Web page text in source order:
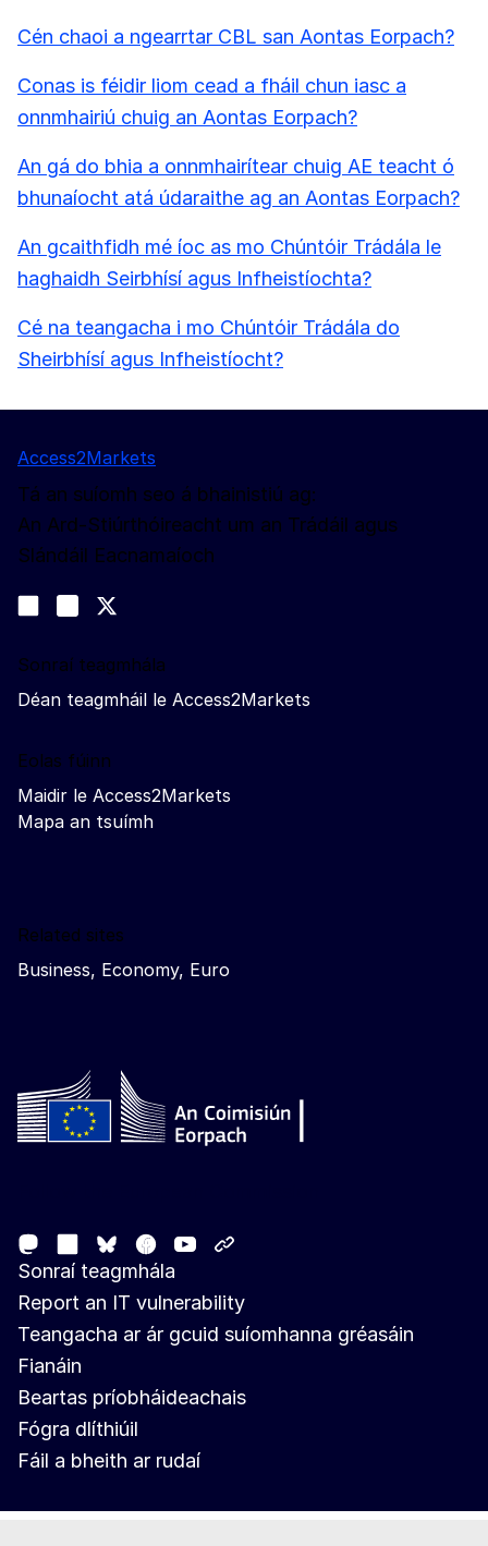
Cén chaoi a ngearrtar CBL san Aontas Eorpach?
Conas is féidir liom cead a fháil chun iasc a
onnmhairiú chuig an Aontas Eorpach?
An gá do bhia a onnmhairítear chuig AE teacht ó
bhunaíocht atá údaraithe ag an Aontas Eorpach?
An gcaithfidh mé íoc as mo Chúntóir Trádála le
haghaidh Seirbhísí agus Infheistíochta?
Cé na teangacha i mo Chúntóir Trádála do
Sheirbhísí agus Infheistíocht?
Access2Markets
Tá an suíomh seo á bhainistiú ag:
An Ard-Stiúrthóireacht um an Trádáil agus
Slándáil Eacnamaíoch
Join us on LinkedIn
Trade-Off podcast
Sonraí teagmhála
Déan teagmháil le Access2Markets
Eolas fúinn
Maidir le Access2Markets
Mapa an tsuímh
Related sites
Business, Economy, Euro
MastodonLinkedIn
Bluesky
Facebook
Youtube
Sonraí teagmhála
Report an IT vulnerability
Teangacha ar ár gcuid suíomhanna gréasáin
Fianáin
Beartas príobháideachais
Fógra dlíthiúil
Fáil a bheith ar rudaí